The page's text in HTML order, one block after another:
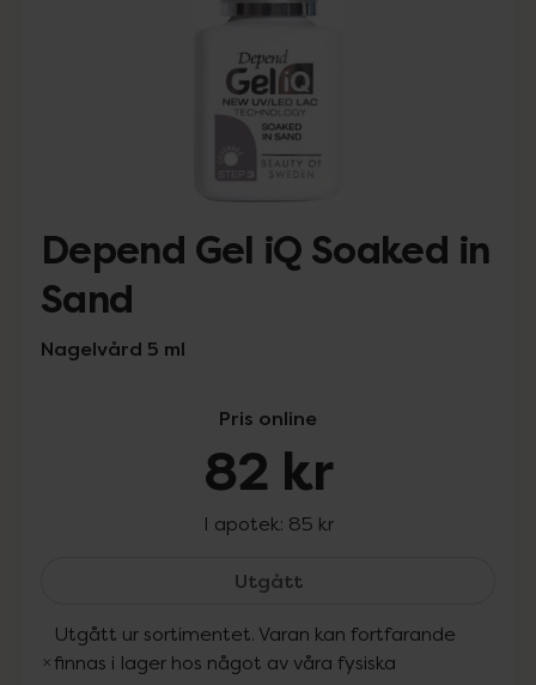
Depend Gel iQ Soaked in
Sand
Nagelvård 5 ml
Pris online
82 kr
I apotek: 85 kr
UtgåttDepend Gel iQ Soaked
Utgått ur sortimentet. Varan kan fortfarande
finnas i lager hos något av våra fysiska